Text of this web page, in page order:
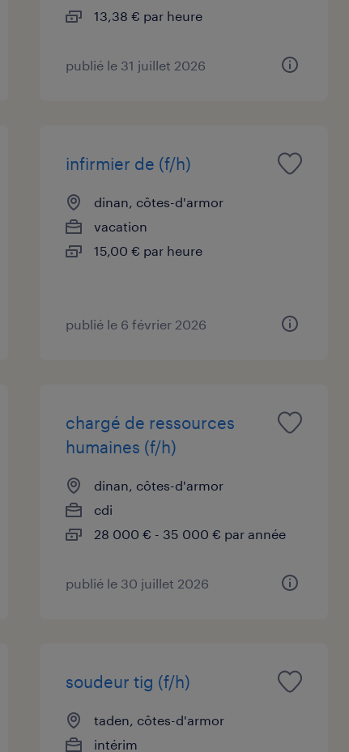
13,38 € par heure
publié le 31 juillet 2026
infirmier de (f/h)
dinan, côtes-d'armor
vacation
15,00 € par heure
publié le 6 février 2026
chargé de ressources
humaines (f/h)
dinan, côtes-d'armor
cdi
28 000 € - 35 000 € par année
publié le 30 juillet 2026
soudeur tig (f/h)
taden, côtes-d'armor
intérim